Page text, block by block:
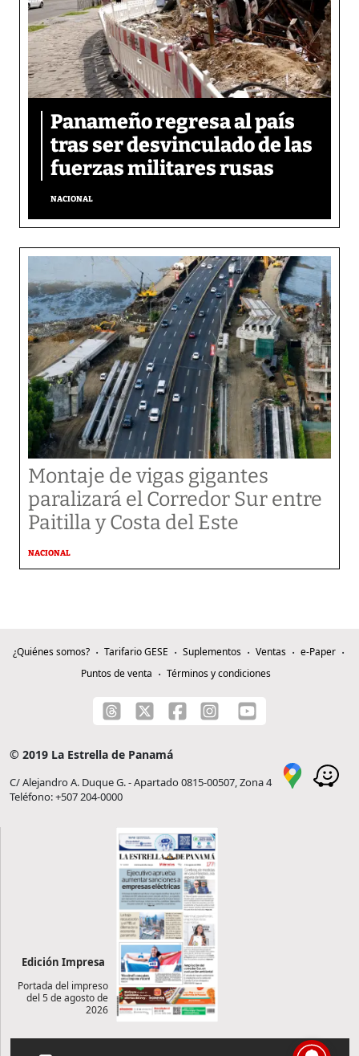
Panameño regresa al país
tras ser desvinculado de las
fuerzas militares rusas
NACIONAL
Montaje de vigas gigantes
paralizará el Corredor Sur entre
Paitilla y Costa del Este
NACIONAL
¿Quiénes somos? Tarifario GESE Suplementos Ventas
e-Paper
Puntos de venta
Términos y condiciones
© 2019 La Estrella de Panamá
C/ Alejandro A. Duque G. - Apartado 0815-00507, Zona 4
Teléfono: +507 204-0000
Edición Impresa
Portada del impreso
del 5 de agosto de
2026